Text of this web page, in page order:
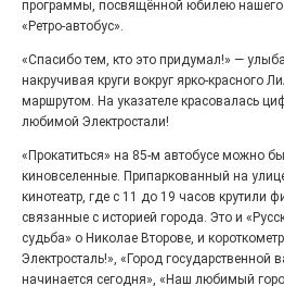
27.07.2026
Радость в квадрате! На этой
дважды порадует проект
программы, посвящённой юбилею
«Ретро-автобус».
«Спасибо тем, кто это придумал!» —
накручивая круги вокруг ярко-красного
маршрутом. На указателе красовалась
любимой Электростали!
«Прокатиться» на 85-м автобусе можно
киновселенные. Припаркованный на
кинотеатр, где с 11 до 19 часов крутили
связанные с историей города. Это и
судьба» о Николае Второве, и
Электросталь!», «Город государственной
начинается сегодня», «Наш любимый